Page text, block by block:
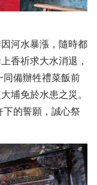
河水暴漲，隨時都
香祈求大水消退，
備辦牲禮菜飯前
埔免於水患之災。
的誓願，誠心祭